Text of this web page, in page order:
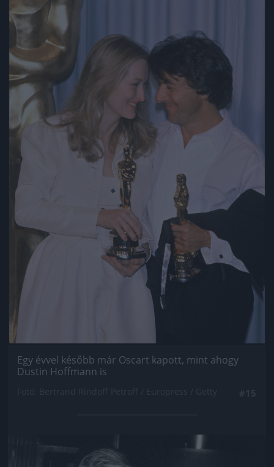
Egy évvel később már Oscart kapott, mint ahogy
Dustin Hoffmann is
Jön még kép!